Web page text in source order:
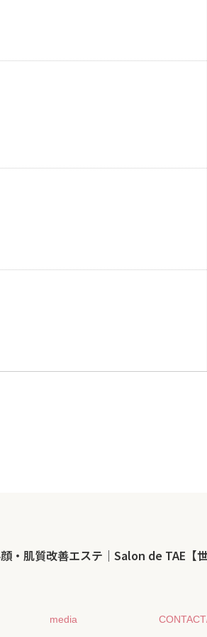
・肌質改善エステ｜Salon de TAE【世
media